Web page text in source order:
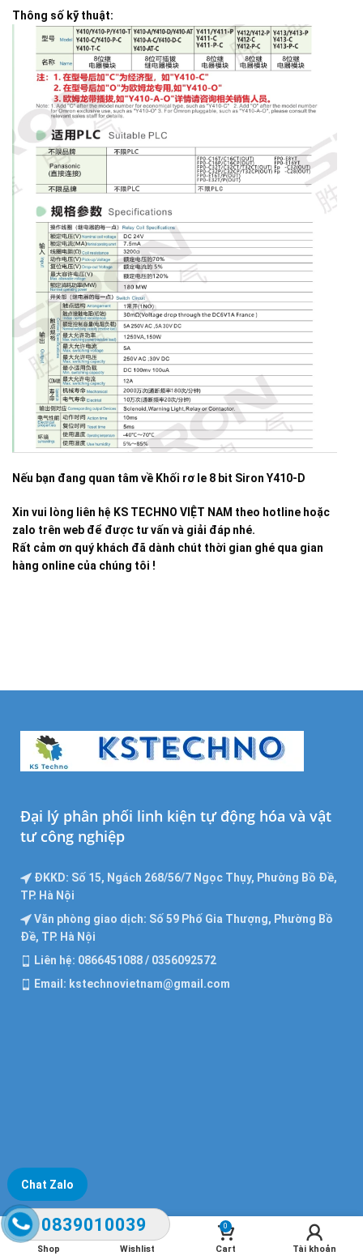
Thông số kỹ thuật:
Nếu bạn đang quan tâm về Khối rơ le 8 bit Siron Y410-D
Xin vui lòng liên hệ KS TECHNO VIỆT NAM theo hotline hoặc
zalo trên web để được tư vấn và giải đáp nhé.
Rất cảm ơn quý khách đã dành chút thời gian ghé qua gian
hàng online của chúng tôi !
Đại lý phân phối linh kiện tự động hóa và vật
tư công nghiệp
ĐKKD: Số 15, Ngách 268/56/7 Ngọc Thụy, Phường Bồ Đề,
TP. Hà Nội
Văn phòng giao dịch: Số 59 Phố Gia Thượng, Phường Bồ
Đề, TP. Hà Nội
Liên hệ: 0866451088 / 0356092572
Email: kstechnovietnam@gmail.com
Chat Zalo
0839010039
Shop Wishlist
0
Cart Tài khoản